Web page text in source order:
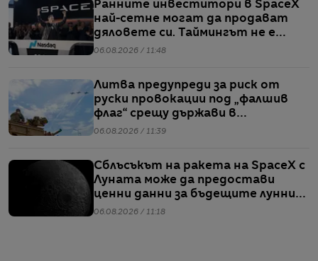
Ранните инвеститори в SpaceX
най-сетне могат да продават
дяловете си. Таймингът не е
идеален
06.08.2026 / 11:48
Литва предупреди за риск от
руски провокации под „фалшив
флаг“ срещу държави в
Балтийския регион
06.08.2026 / 11:39
Сблъсъкът на ракета на SpaceX с
Луната може да предостави
ценни данни за бъдещите лунни
мисии
06.08.2026 / 11:18